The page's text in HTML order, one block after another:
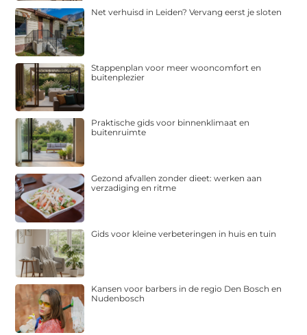
Net verhuisd in Leiden? Vervang eerst je sloten
Stappenplan voor meer wooncomfort en
buitenplezier
Praktische gids voor binnenklimaat en
buitenruimte
Gezond afvallen zonder dieet: werken aan
verzadiging en ritme
Gids voor kleine verbeteringen in huis en tuin
Kansen voor barbers in de regio Den Bosch en
Nudenbosch